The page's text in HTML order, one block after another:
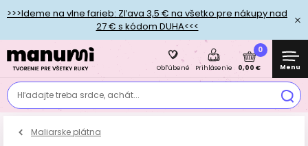
>>>Ideme na vlne farieb: Zľava 3,5 € na všetko pre nákupy nad
27 € s kódom DUHA<<<
Hľadajte treba srdce, achát...
Obľúbené Prihlásenie
0
0,00 € Menu
Maliarske plátna